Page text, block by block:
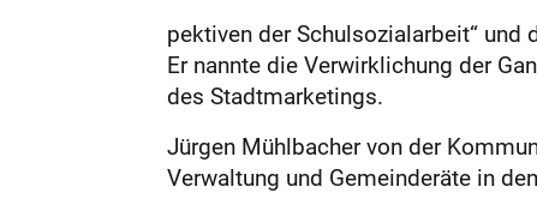
­pektiven der Schulsozialarbeit“ und
Er nannte die Verwirklichung der
des Stadtmarketings.
Jürgen Mühlbacher von der
Verwaltung und Gemeinderäte in